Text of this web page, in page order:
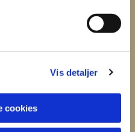
Vis detaljer
cookies